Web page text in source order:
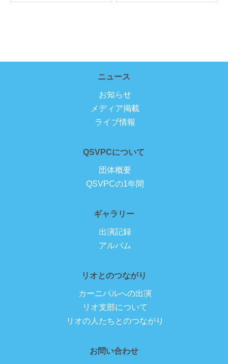
ニュース
お知らせ
メディア掲載
ライブ情報
QSVPCについて
団体概要
QSVPCの1年間
ギャラリー
出演記録
アルバム
リオとのつながり
カーニバルへの出演
リオ支部について
リオの人たちとのつながり
お問い合わせ